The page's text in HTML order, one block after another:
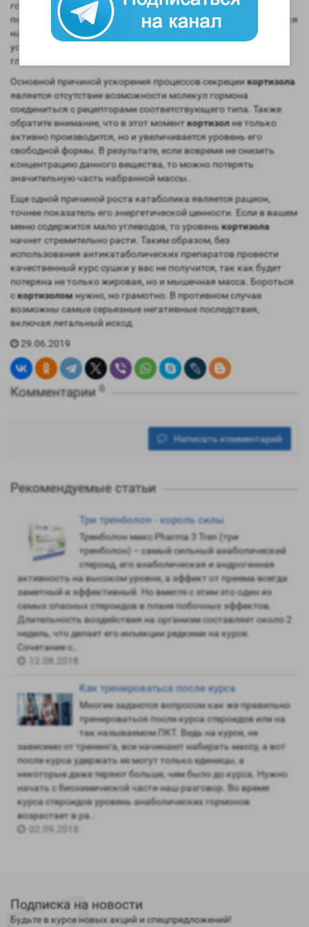
гормона возрастает. Если же атлет оказался в состоянии
перетренированности, то уровень
кортизолабудет находиться
на предельных значениях длительное время. Степень нашей
усталости напрямую зависит от концентрации
глюкокортикостероидов.
Основной причиной ускорения процессов секрециикортизола
является отсутствие возможности молекул гормона
соединиться с рецепторами соответствующего типа. Также
обратите внимание, что в этот момент кортизолне только
активно производится, но и увеличивается уровень его
свободной формы. В результате, если вовремя не снизить
концентрацию данного вещества, то можно потерять
значительную часть набранной массы.
Еще одной причиной роста катаболика является рацион,
точнее показатель его энергетической ценности. Если в вашем
меню содержится мало углеводов, то уровенькортизола
начнет стремительно расти. Таким образом, без
использования антикатаболических препаратов провести
качественный курс сушки у вас не получится, так как будет
потеряна не только жировая, но и мышечная масса. Бороться
скортизоломнужно, но грамотно. В противном случае
возможны самые серьезные негативные последствия,
включая летальный исход.
29.06.2019
Комментарии 0
Написать комментарий
Рекомендуемые статьи
Три тренболон - король силы
Тренболон микс Pharma 3 Tren (три
тренболон) – самый сильный анаболический
стероид, его анаболическая и андрогенная
активность на высоком уровне, а эффект от приема всегда
заметный и эффективный. Но вместе с этим это один из
самых опасных стероидов в плане побочных эффектов.
Длительность воздействия на организм составляет около 2
недель, что делает его инъекции редкими на курсе.
Сочетание с..
12.08.2018
Как тренироваться после курса
Многие задаются вопросом как же правильно
тренироваться после курса стероидов или на
так называемом ПКТ. Ведь на курсе, не
зависимо от тренинга, все начинают набирать массу, а вот
после курса удержать ее могут только единицы, а
некоторые даже теряют больше, чем было до курса. Нужно
начать с биохимической части наш разговор. Во время
курса стероидов уровень анаболических гормонов
возрастает в ра..
02.09.2018
Подписка на новости
Будьте в курсе новых акций и спецпредложений!